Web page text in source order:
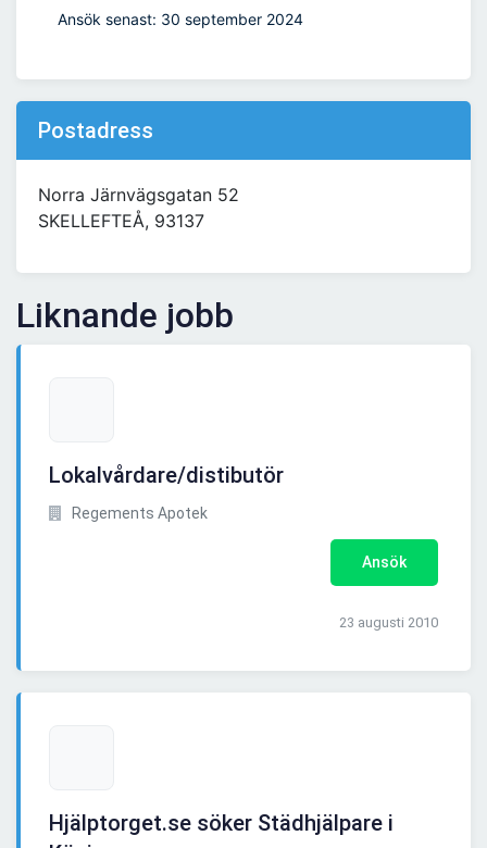
Ansök senast: 30 september 2024
Postadress
Norra Järnvägsgatan 52
SKELLEFTEÅ, 93137
Liknande jobb
Lokalvårdare/distibutör
Regements Apotek
Ansök
23 augusti 2010
Hjälptorget.se söker Städhjälpare i